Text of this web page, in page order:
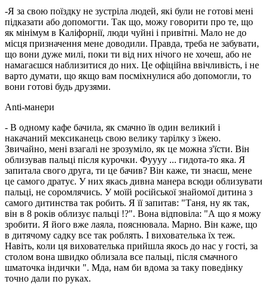
-Я за свою поїздку не зустріла людей, які були не готові мені
підказати або допомогти. Так що, можу говорити про те, що
як мінімум в Каліфорнії, люди чуйні і привітні. Мало не до
місця призначення мене доводили. Правда, треба не забувати,
що вони дуже милі, поки ти від них нічого не хочеш, або не
намагаєшся наблизитися до них. Це офіційна ввічливість, і не
варто думати, що якщо вам посміхнулися або допомогли, то
вони готові будь друзями.
Anti-манери
- В одному кафе бачила, як смачно їв один великий і
накачаний мексиканець свою велику тарілку з їжею.
Звичайно, мені взагалі не зрозуміло, як це можна з'їсти. Він
облизував пальці після курочки. Фуууу ... гидота-то яка. Я
запитала свого друга, ти це бачив? Він каже, ти знаєш, мене
це самого дратує. У них якась дивна манера всюди облизувати
пальці, не соромлячись. У моїй російської знайомої дитина з
самого дитинства так робить. Я її запитав: "Таня, ну як так,
він в 8 років облизує пальці !?". Вона відповіла: "А що я можу
зробити. Я його вже лаяла, пояснювала. Марно. Він каже, що
в дитячому садку все так роблять. І вихователька їх теж.
Навіть, коли ця вихователька прийшла якось до нас у гості, за
столом вона швидко облизала все пальці, після смачного
шматочка індички ". Мда, нам би вдома за таку поведінку
точно дали по руках.